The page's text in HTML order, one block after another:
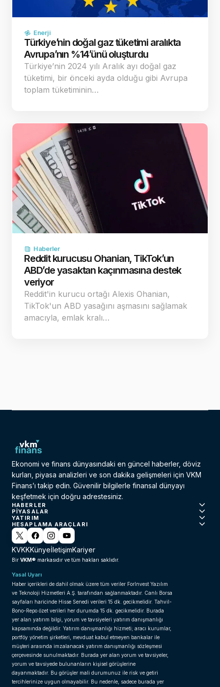
Enerji
Türkiye’nin doğal gaz tüketimi aralıkta
Avrupa’nın %14’ünü oluşturdu
Türkiye’nin 2024 yılı Aralık ayı doğal gaz
tüketimi, bir önceki ayda olduğu gibi Avrupa
toplam tüketiminin…
Haberler
Reddit kurucusu Ohanian, TikTok’un
ABD’de yasaktan kaçınmasına destek
veriyor
Reddit'in kurucu ortağı Alexis Ohanian,
TikTok'un ABD yasağını aşmasını sağlamak
amacıyla, emlak kralı…
Ekonomi ve finans dünyasındaki en güncel haberler, döviz
kurları, piyasa analizleri ve son dakika gelişmeleri için VKM
Finans’ı takip edin. Güvenilir bilgilerle finansal dünyayı
keşfetmek için doğru adrestesiniz.
HABERLER
PIYASALAR
YATIRIM
HESAPLAMA ARAÇLARI
KVKKKünyeİletişimKariyer
Bir VKM® markasıdır ve tüm hakları saklıdır.
Yasal Uyarı
Haber içerikleri de dahil olmak üzere tüm veriler ForInvest Yazılım
ve Teknoloji Hizmetleri A.Ş. tarafından sağlanmaktadır. Canlı Borsa
sayfaları haricinde Hisse Senedi verileri 15 dk. gecikmelidir. Tahvil-
Bono-Repo özet verileri her durumda 15 dk. gecikmelidir. Burada
yer alan yatırım bilgi, yorum ve tavsiyeleri yatırım danışmanlığı
kapsamında değildir. Yatırım danışmanlığı hizmeti; aracı kurumlar,
portföy yönetim şirketleri, mevduat kabul etmeyen bankalar ile
müşteri arasında imzalanacak yatırım danışmanlığı sözleşmesi
çerçevesinde sunulmaktadır. Burada yer alan yorum ve tavsiyeler,
yorum ve tavsiyede bulunanların kişisel görüşlerine
dayanmaktadır. Bu görüşler mali durumunuz ile risk ve getiri
tercihlerinize uygun olmayabilir. Bu nedenle, sadece burada yer